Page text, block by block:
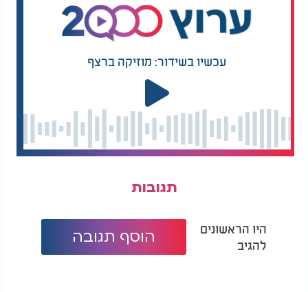
עכשיו בשידור: מוזיקה ברצף
תגובות
היו הראשונים
להגיב
הוסף תגובה